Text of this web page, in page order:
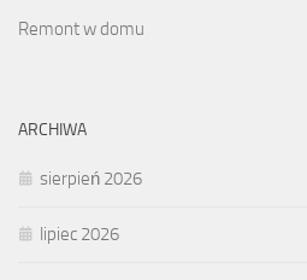
Remont w domu
ARCHIWA
sierpień 2026
lipiec 2026